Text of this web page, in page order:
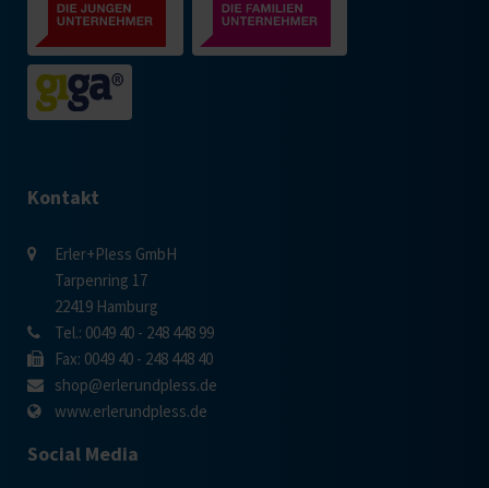
Kontakt
Erler+Pless GmbH
Tarpenring 17
22419 Hamburg
Tel.: 0049 40 - 248 448 99
Fax: 0049 40 - 248 448 40
shop@erlerundpless.de
www.erlerundpless.de
Social Media